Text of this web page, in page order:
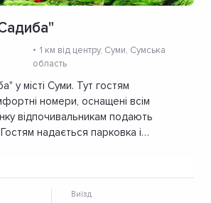
1 км від центру, Суми, Сумська
область
у місті Суми. Тут гостям
номери, оснащені всім
відпочивальникам подають
надається парковка і
Виїзд